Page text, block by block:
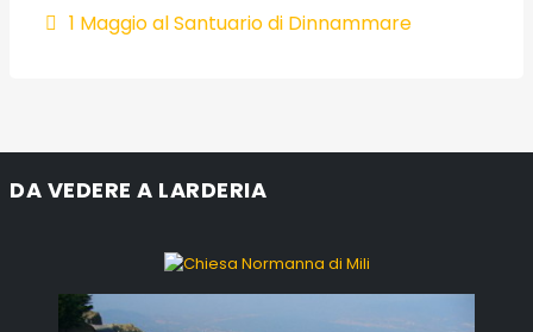
1 Maggio al Santuario di Dinnammare
DA VEDERE A LARDERIA